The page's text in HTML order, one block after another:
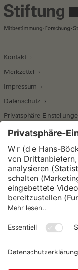
Kontakt
Merkzettel
Impressum
Datenschutz
Privatsphäre-
Institut